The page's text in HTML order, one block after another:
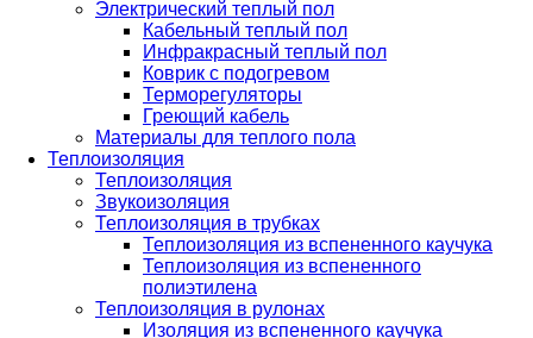
Электрический теплый пол
Кабельный теплый пол
Инфракрасный теплый пол
Коврик с подогревом
Терморегуляторы
Греющий кабель
Материалы для теплого пола
Теплоизоляция
Теплоизоляция
Звукоизоляция
Теплоизоляция в трубках
Теплоизоляция из вспененного каучука
Теплоизоляция из вспененного
полиэтилена
Теплоизоляция в рулонах
Изоляция из вспененного каучука